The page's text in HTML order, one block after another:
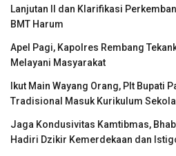
Lanjutan II dan Klarifikasi
BMT Harum
Apel Pagi, Kapolres Rembang
Melayani Masyarakat
Ikut Main Wayang Orang, Plt Bupati
Tradisional Masuk Kurikulum
Jaga Kondusivitas Kamtibmas,
Hadiri Dzikir Kemerdekaan dan